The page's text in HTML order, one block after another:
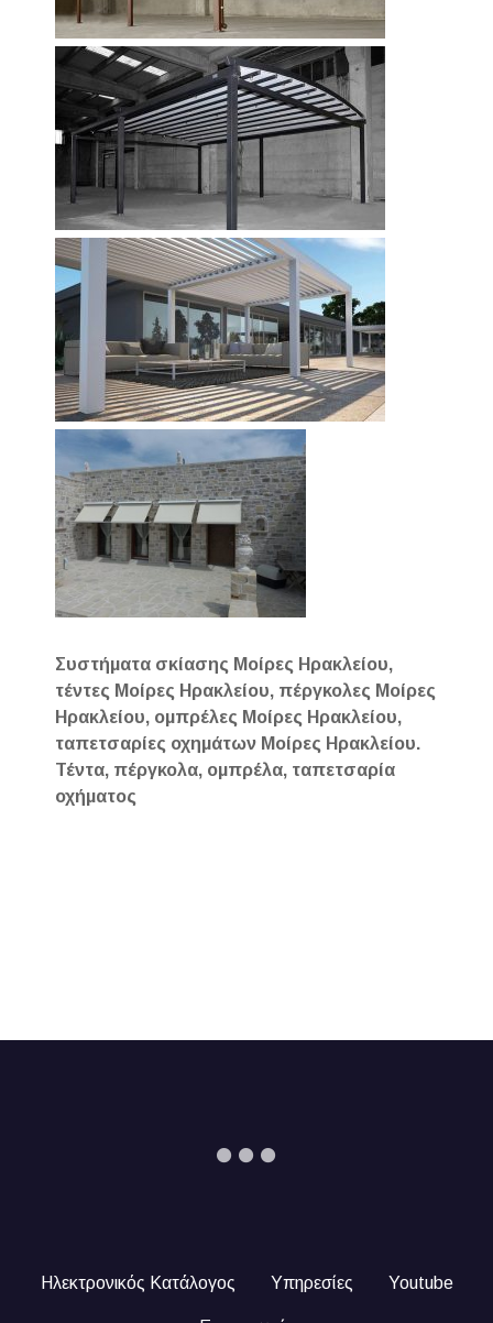
Συστήματα σκίασης Μοίρες Ηρακλείου,
τέντες Μοίρες Ηρακλείου, πέργκολες Μοίρες
Ηρακλείου, ομπρέλες Μοίρες Ηρακλείου,
ταπετσαρίες οχημάτων Μοίρες Ηρακλείου.
Τέντα, πέργκολα, ομπρέλα, ταπετσαρία
οχήματος
Ηλεκτρονικός Κατάλογος Υπηρεσίες Youtube